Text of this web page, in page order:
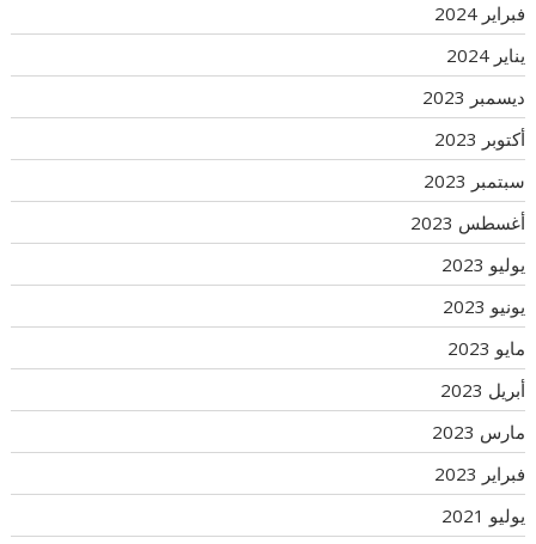
فبراير 2024
يناير 2024
ديسمبر 2023
أكتوبر 2023
سبتمبر 2023
أغسطس 2023
يوليو 2023
يونيو 2023
مايو 2023
أبريل 2023
مارس 2023
فبراير 2023
يوليو 2021